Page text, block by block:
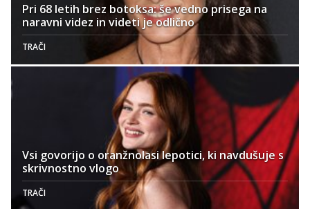
Pri 68 letih brez botoksa: še vedno prisega na
naravni videz in videti je odlično
TRAČI
Vsi govorijo o oranžnolasi lepotici, ki navdušuje s
skrivnostno vlogo
TRAČI